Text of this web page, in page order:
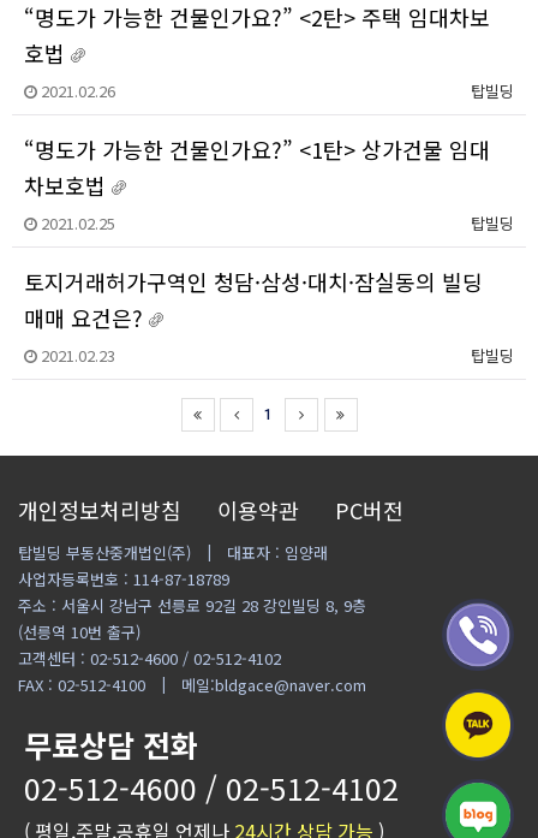
“명도가 가능한 건물인가요?” <2탄> 주택 임대차보
호법
탑빌딩
2021.02.26
“명도가 가능한 건물인가요?” <1탄> 상가건물 임대
차보호법
탑빌딩
2021.02.25
토지거래허가구역인 청담·삼성·대치·잠실동의 빌딩
매매 요건은?
탑빌딩
2021.02.23
1
개인정보처리방침 이용약관 PC버전
탑빌딩 부동산중개법인(주)
대표자 : 임양래
사업자등록번호 : 114-87-18789
주소 : 서울시 강남구 선릉로 92길 28 강인빌딩 8, 9층
(선릉역 10번 출구)
고객센터 : 02-512-4600 / 02-512-4102
FAX : 02-512-4100
메일:bldgace@naver.com
무료상담 전화
02-512-4600 / 02-512-4102
( 평일,주말,공휴일 언제나 24시간 상담 가능 )